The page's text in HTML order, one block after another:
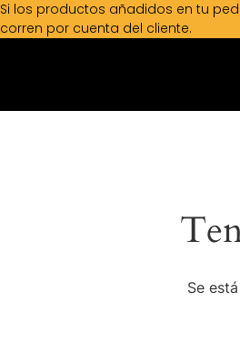
Si los productos añadidos en tu
corren por cuenta del cliente.
Se